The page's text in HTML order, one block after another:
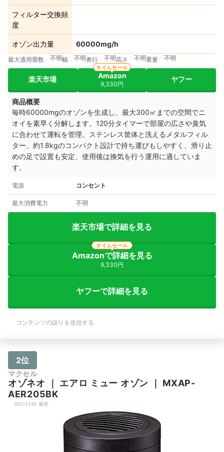
フィルター交換頻
度
オゾン出力量 60000mg/h
最大適用畳数 不明幅 不明奥行 不明高さ 不明重量 不明
楽天市場 Amazon
9,330円
タイムセール
ヤフー
商品概要
毎時60000mgのオゾンを生成し、最大300㎡までの空間でニ
オイを素早く分解します。120分タイマーで部屋の広さや臭気
に合わせて運転を管理。ステンレス筐体と洗えるメタルフィル
ター、約1.8kgのコンパクト設計で持ち運びもしやすく、滑り止
めの足で設置も安定、使用後は換気を行う運用に適していま
す。
電源 コンセント
最大消費電力 不明
楽天市場で詳細を見る
Amazonで詳細を見る
9,330円
タイムセール
ヤフーで詳細を見る
コンテンツの誤りを送信する
2位
マクセル
オゾネオ ｜ エアロ ミュー オゾン ｜ MXAP-
AER205BK
2021/11/01 発売